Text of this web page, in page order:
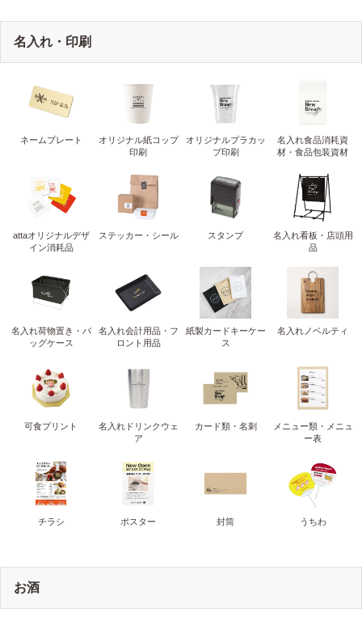
名入れ・印刷
ネームプレート
オリジナル紙コップ
印刷
オリジナルプラカッ
プ印刷
名入れ食品消耗資
材・食品包装資材
attaオリジナルデザ
イン消耗品
ステッカー・シール スタンプ
名入れ看板・店頭用
品
名入れ荷物置き・バ
ッグケース
名入れ会計用品・フ
ロント用品
紙製カードキーケー
ス
名入れノベルティ
可食プリント
名入れドリンクウェ
ア
カード類・名刺
メニュー類・メニュ
ー表
チラシ ポスター 封筒 うちわ
お酒